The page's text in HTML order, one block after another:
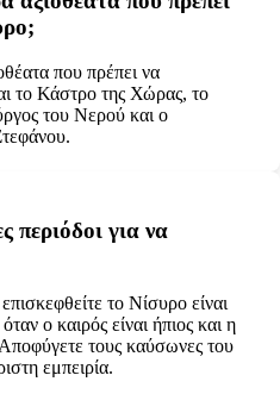
που πρέπει να
το Κάστρο της Χώρας, το
του Νερού και ο
περιόδοι για να
το Νίσυρο είναι
ο καιρός είναι ήπιος και η
τους καύσωνες του
εμπειρία.